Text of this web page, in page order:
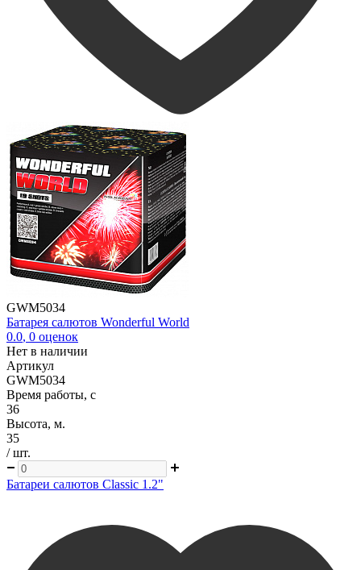
GWM5034
Батарея салютов Wonderful World
0.0, 0 оценок
Нет в наличии
Артикул
GWM5034
Время работы, с
36
Высота, м.
35
/ шт.
Батареи салютов Classic 1.2"